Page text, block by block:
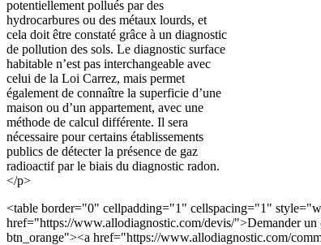
potentiellement pollués par des
hydrocarbures ou des métaux lourds, et
cela doit être constaté grâce à un diagnostic
de pollution des sols. Le diagnostic surface
habitable n’est pas interchangeable avec
celui de la Loi Carrez, mais permet
également de connaître la superficie d’une
maison ou d’un appartement, avec une
méthode de calcul différente. Il sera
nécessaire pour certains établissements
publics de détecter la présence de gaz
radioactif par le biais du diagnostic radon.
</p>
<table border="0" cellpadding="1" cellspacing="1"
href="https://www.allodiagnostic.com/devis/">Demander
btn_orange"><a href="https://www.allodiagnostic.com/